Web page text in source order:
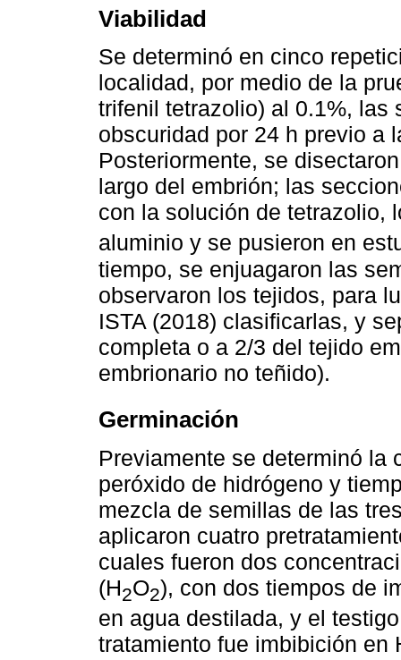
Viabilidad
Se determinó en cinco
localidad, por medio de la
trifenil tetrazolio) al 0.1%, las
obscuridad por 24 h previo a
Posteriormente, se
largo del embrión; las
con la solución de tetrazolio,
aluminio y se pusieron en
tiempo, se enjuagaron las
observaron los tejidos, para
ISTA (2018) clasificarlas, y
completa o a 2/3 del tejido
embrionario no teñido).
Germinación
Previamente se determinó la
peróxido de hidrógeno y
mezcla de semillas de las
aplicaron cuatro
cuales fueron dos
(H2O2), con dos tiempos de
en agua destilada, y el
tratamiento fue imbibición en